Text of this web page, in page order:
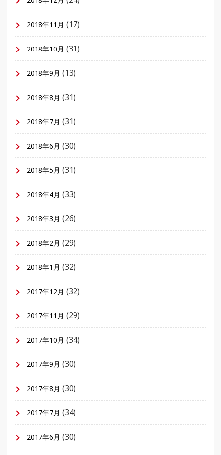
2018年11月 (17)
2018年10月 (31)
2018年9月 (13)
2018年8月 (31)
2018年7月 (31)
2018年6月 (30)
2018年5月 (31)
2018年4月 (33)
2018年3月 (26)
2018年2月 (29)
2018年1月 (32)
2017年12月 (32)
2017年11月 (29)
2017年10月 (34)
2017年9月 (30)
2017年8月 (30)
2017年7月 (34)
2017年6月 (30)